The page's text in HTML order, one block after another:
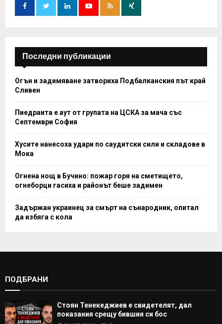
:
H
Последни публикации
Огън и задимяване затвориха Подбалканския път край
Сливен
Пиедраита е аут от групата на ЦСКА за мача със
Септември София
Хусите нанесоха удари по саудитски сили и складове в
Мока
Огнена нощ в Бучино: пожар горя на сметището,
огнеборци гасиха и районът беше задимен
Задържан украинец за смърт на сънародник, опитал
да избяга с кола
ПОДБРАНИ
Стоян Тенекеджиев е свидетелят, дал
показания срещу бившия си бос